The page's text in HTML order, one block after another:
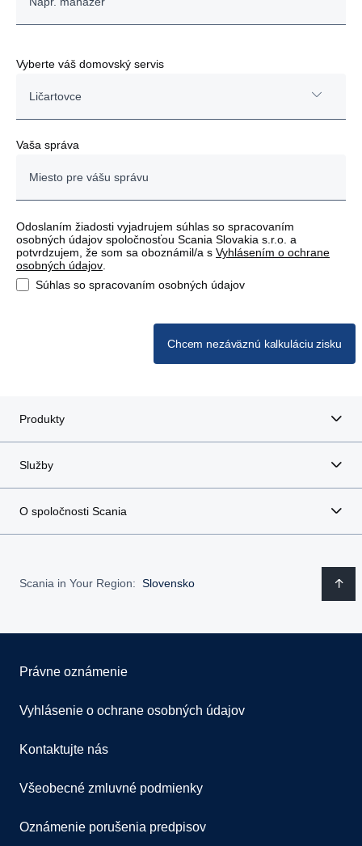
Vyberte váš domovský servis
Ličartovce
Ličartovce
Nové Zámky
Senec
Vaša správa
Odoslaním žiadosti vyjadrujem súhlas so spracovaním
osobných údajov spoločnosťou Scania Slovakia s.r.o. a
potvrdzujem, že som sa oboznámil/a s Vyhlásením o ochrane
osobných údajov
Súhlas so spracovaním osobných údajov
Chcem nezáväznú kalkuláciu zisku
Produkty
Služby
O spoločnosti Scania
Scania in Your Region: Slovensko
Právne oznámenie
Vyhlásenie o ochrane osobných údajov
Kontaktujte nás
Všeobecné zmluvné podmienky
Oznámenie porušenia predpisov